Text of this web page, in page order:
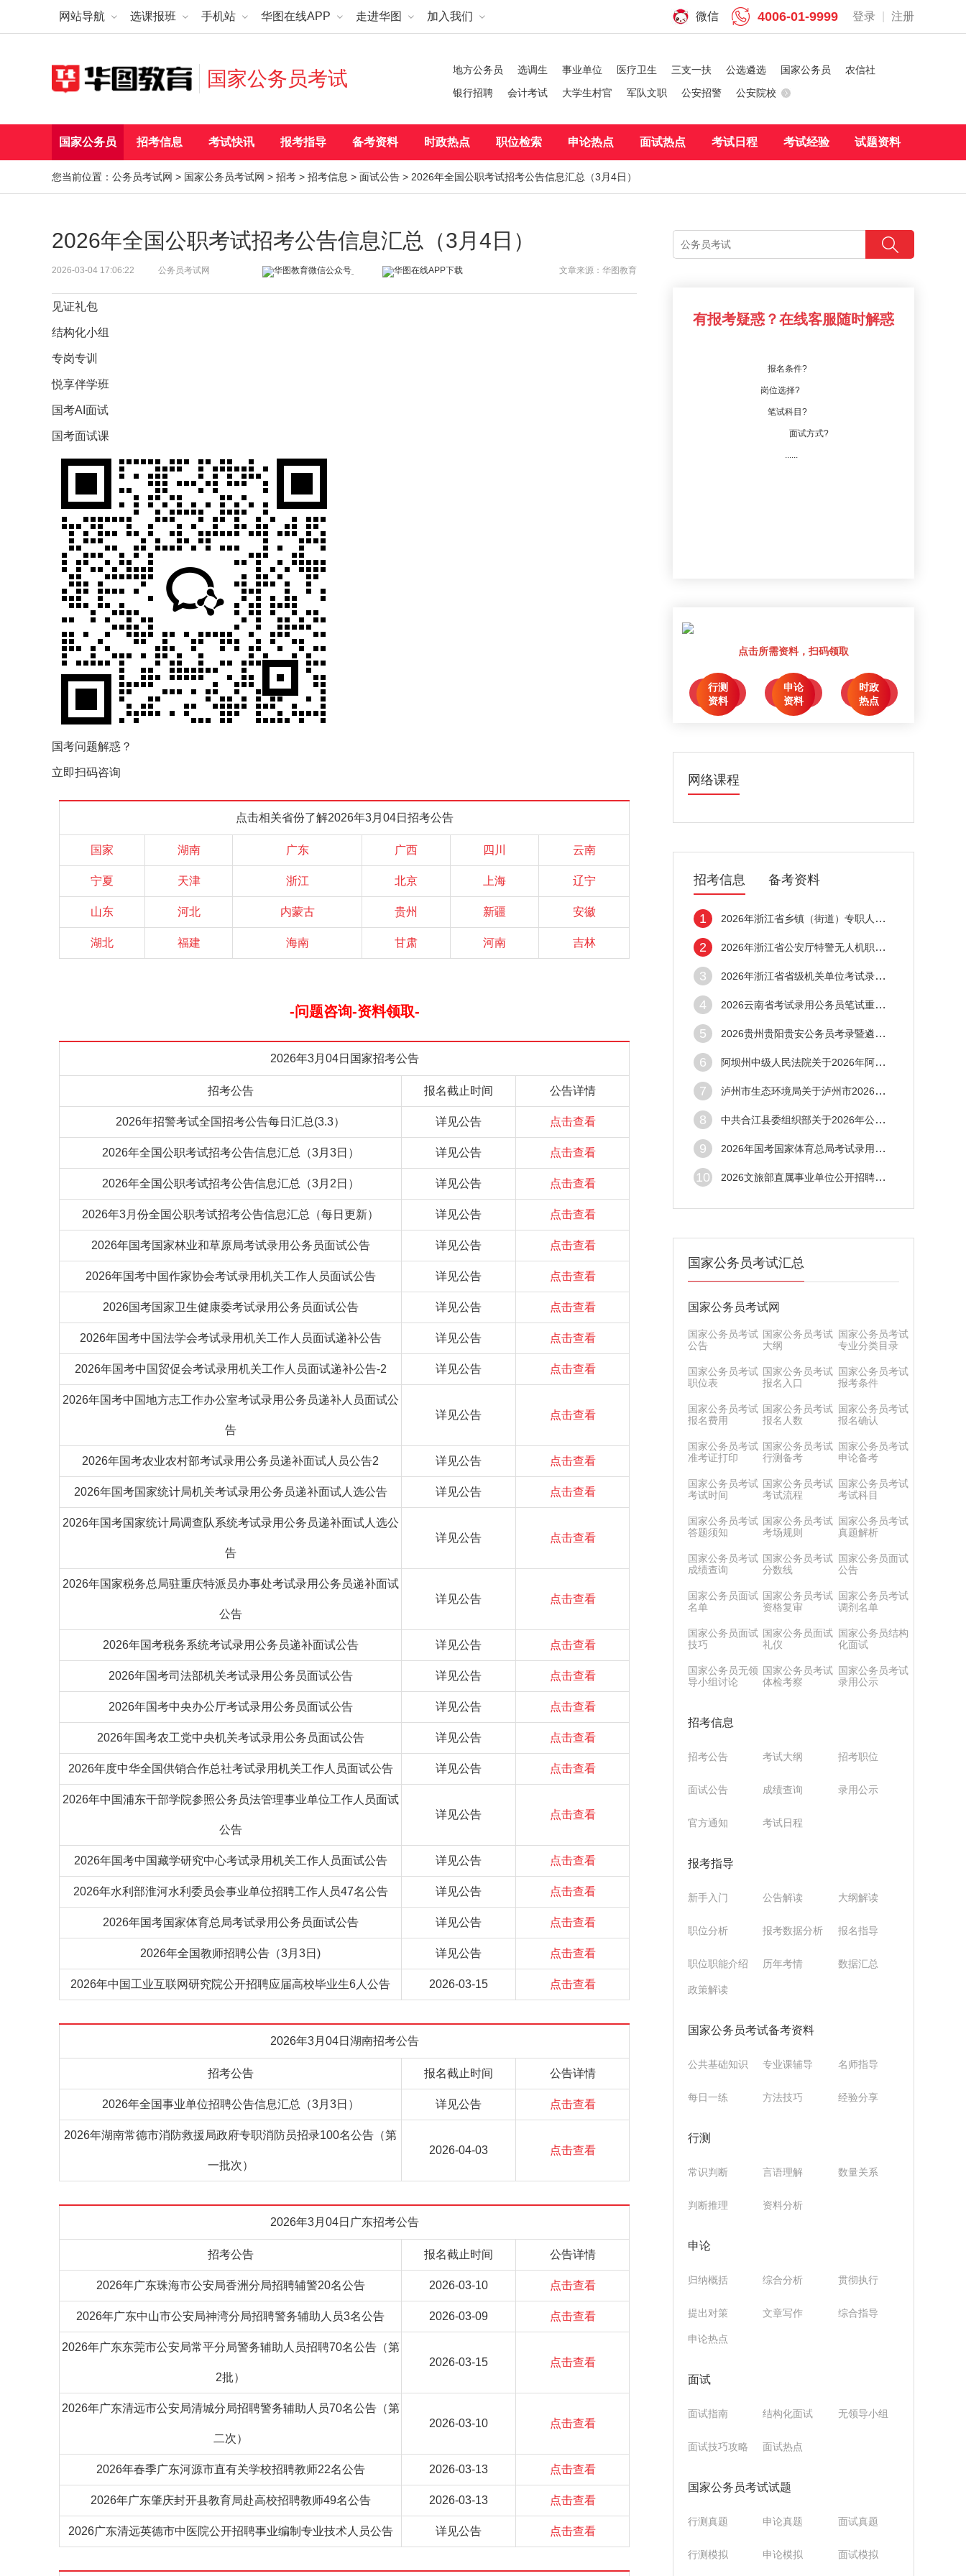
网站导航 选课报班 手机站 华图在线APP 走进华图 加入我们 登录 注册
4006-01-9999
微信
国家公务员考试 地方公务员 选调生 事业单位 医疗卫生 三支一扶 公选遴选 国家公务员
农信社
银行招聘
会计考试 大学生村官 军队文职 公安招警 公安院校
国家公务员 招考信息 考试快讯 报考指导 备考资料 时政热点 职位检索 申论热点 面试热点 考试日程 考试经验 试题资料
您当前位置： 公务员考试网 > 国家公务员考试网 > 招考 > 招考信息 > 面试公告 > 2026年全国公职考试招考公告信息汇总（3月4日）
2026年全国公职考试招考公告信息汇总（3月4日）
2026-03-04 17:06:22 公务员考试网 文章来源：华图教育
见证礼包
结构化小组
专岗专训
悦享伴学班
国考AI面试
国考面试课
国考问题解惑？
立即扫码咨询
点击相关省份了解2026年3月04日 招考公告
国家 湖南 广东 广西 四川 云南
宁夏 天津 浙江 北京 上海 辽宁
山东 河北 内蒙古 贵州 新疆 安徽
湖北 福建 海南 甘肃 河南 吉林
-问题咨询-资料领取-
2026年3月04日国家招考公告
招考公告 报名截止时间 公告详情
2026年招警考试全国招考公告每日汇总(3.3） 详见公告 点击查看
2026年全国公职考试招考公告信息汇总（3月3日） 详见公告 点击查看
2026年全国公职考试招考公告信息汇总（3月2日） 详见公告 点击查看
2026年3月份全国公职考试招考公告信息汇总（每日更新） 详见公告 点击查看
2026年国考国家林业和草原局考试录用公务员面试公告 详见公告 点击查看
2026年国考中国作家协会考试录用机关工作人员面试公告 详见公告 点击查看
2026国考国家卫生健康委考试录用公务员面试公告 详见公告 点击查看
2026年国考中国法学会考试录用机关工作人员面试递补公告 详见公告 点击查看
2026年国考中国贸促会考试录用机关工作人员面试递补公告-2 详见公告 点击查看
2026年国考中国地方志工作办公室考试录用公务员递补人员面试公
告
详见公告 点击查看
2026年国考农业农村部考试录用公务员递补面试人员公告2 详见公告 点击查看
2026年国考国家统计局机关考试录用公务员递补面试人选公告 详见公告 点击查看
2026年国考国家统计局调查队系统考试录用公务员递补面试人选公
告
详见公告 点击查看
2026年国家税务总局驻重庆特派员办事处考试录用公务员递补面试
公告
详见公告 点击查看
2026年国考税务系统考试录用公务员递补面试公告 详见公告 点击查看
2026年国考司法部机关考试录用公务员面试公告 详见公告 点击查看
2026年国考中央办公厅考试录用公务员面试公告 详见公告 点击查看
2026年国考农工党中央机关考试录用公务员面试公告 详见公告 点击查看
2026年度中华全国供销合作总社考试录用机关工作人员面试公告 详见公告 点击查看
2026年中国浦东干部学院参照公务员法管理事业单位工作人员面试
公告
详见公告 点击查看
2026年国考中国藏学研究中心考试录用机关工作人员面试公告 详见公告 点击查看
2026年水利部淮河水利委员会事业单位招聘工作人员47名公告 详见公告 点击查看
2026年国考国家体育总局考试录用公务员面试公告 详见公告 点击查看
2026年全国教师招聘公告（3月3日) 详见公告 点击查看
2026年中国工业互联网研究院公开招聘应届高校毕业生6人公告 2026-03-15 点击查看
2026年3月04日湖南招考公告
招考公告 报名截止时间 公告详情
2026年全国事业单位招聘公告信息汇总（3月3日） 详见公告 点击查看
2026年湖南常德市消防救援局政府专职消防员招录100名公告（第
一批次）
2026-04-03 点击查看
2026年3月04日广东招考公告
招考公告 报名截止时间 公告详情
2026年广东珠海市公安局香洲分局招聘辅警20名公告 2026-03-10 点击查看
2026年广东中山市公安局神湾分局招聘警务辅助人员3名公告 2026-03-09 点击查看
2026年广东东莞市公安局常平分局警务辅助人员招聘70名公告（第
2批）
2026-03-15 点击查看
2026年广东清远市公安局清城分局招聘警务辅助人员70名公告（第
二次）
2026-03-10 点击查看
2026年春季广东河源市直有关学校招聘教师22名公告 2026-03-13 点击查看
2026年广东肇庆封开县教育局赴高校招聘教师49名公告 2026-03-13 点击查看
2026广东清远英德市中医院公开招聘事业编制专业技术人员公告 详见公告 点击查看
有报考疑惑？在线客服随时解惑
报名条件?
岗位选择?
笔试科目?
面试方式?
......
点击所需资料，扫码领取
行测
资料
点击领取
申论
资料
点击领取
时政
热点
点击领取
网络课程
招考信息 备考资料
1 2026年浙江省乡镇（街道）专职人民武装干部
2 2026年浙江省公安厅特警无人机职位招录面试
3 2026年浙江省省级机关单位考试录用公务员面
4 2026云南省考试录用公务员笔试重要提示
5 2026贵州贵阳贵安公务员考录暨遴选公务员笔
6 阿坝州中级人民法院关于2026年阿坝州法院系
7 泸州市生态环境局关于泸州市2026年度公开考
8 中共合江县委组织部关于2026年公开考试录用
9 2026年国考国家体育总局考试录用公务员面试
10 2026文旅部直属事业单位公开招聘应届毕业生
国家公务员考试汇总
国家公务员考试网
国家公务员考试
公告
国家公务员考试
大纲
国家公务员考试
专业分类目录
国家公务员考试
职位表
国家公务员考试
报名入口
国家公务员考试
报考条件
国家公务员考试
报名费用
国家公务员考试
报名人数
国家公务员考试
报名确认
国家公务员考试
准考证打印
国家公务员考试
行测备考
国家公务员考试
申论备考
国家公务员考试
考试时间
国家公务员考试
考试流程
国家公务员考试
考试科目
国家公务员考试
答题须知
国家公务员考试
考场规则
国家公务员考试
真题解析
国家公务员考试
成绩查询
国家公务员考试
分数线
国家公务员面试
公告
国家公务员面试
名单
国家公务员考试
资格复审
国家公务员考试
调剂名单
国家公务员面试
技巧
国家公务员面试
礼仪
国家公务员结构
化面试
国家公务员无领
导小组讨论
国家公务员考试
体检考察
国家公务员考试
录用公示
招考信息
招考公告 考试大纲 招考职位
面试公告 成绩查询 录用公示
官方通知 考试日程
报考指导
新手入门 公告解读 大纲解读
职位分析 报考数据分析 报名指导
职位职能介绍 历年考情 数据汇总
政策解读
国家公务员考试备考资料
公共基础知识 专业课辅导 名师指导
每日一练 方法技巧 经验分享
行测
常识判断 言语理解 数量关系
判断推理 资料分析
申论
归纳概括 综合分析 贯彻执行
提出对策 文章写作 综合指导
申论热点
面试
面试指南 结构化面试 无领导小组
面试技巧攻略 面试热点
国家公务员考试试题
行测真题 申论真题 面试真题
行测模拟 申论模拟 面试模拟